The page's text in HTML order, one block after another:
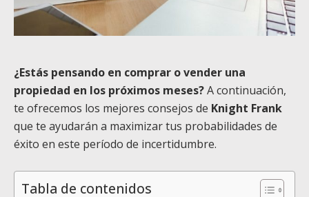
¿Estás pensando en comprar o vender una
propiedad en los próximos meses?A continuación,
te ofrecemos los mejores consejos de Knight Frank
que te ayudarán a maximizar tus probabilidades de
éxito en este período de incertidumbre.
Tabla de contenidos